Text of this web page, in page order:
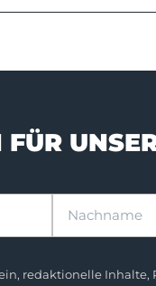
redaktionelle